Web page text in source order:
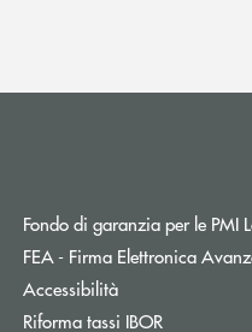
Fondo di garanzia per le PMI
FEA - Firma Elettronica
AccessibilitàApre una nuova
Riforma tassi IBORApre una